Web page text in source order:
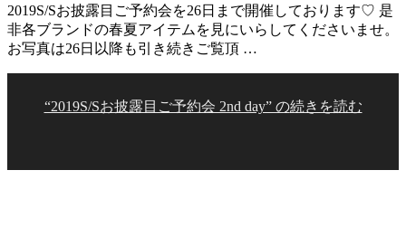
2019S/Sお披露目ご予約会を26日まで開催しております♡ 是
非各ブランドの春夏アイテムを見にいらしてくださいませ。
お写真は26日以降も引き続きご覧頂 …
“2019S/Sお披露目ご予約会 2nd day” の続きを読む